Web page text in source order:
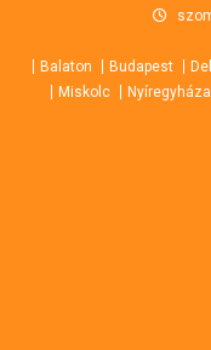
contentBalaton Budapest
Miskolc
Nyíregyháza